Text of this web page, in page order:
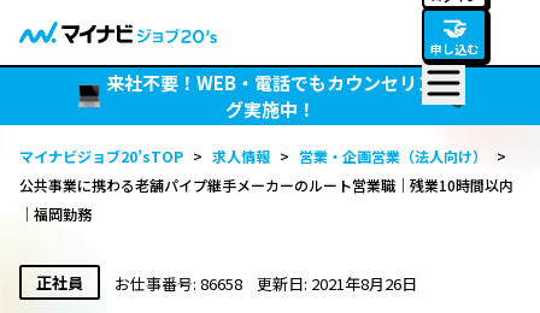
🤝
申し込む
来社不要！WEB・電話でもカウンセリン
グ実施中！
マイナビジョブ20’sTOP > 求人情報 > 営業・企画営業（法人向け）
>
公共事業に携わる老舗パイプ継手メーカーのルート営業職｜残業10時間以内
｜福岡勤務
正社員 お仕事番号: 86658 更新日: 2021年8月26日